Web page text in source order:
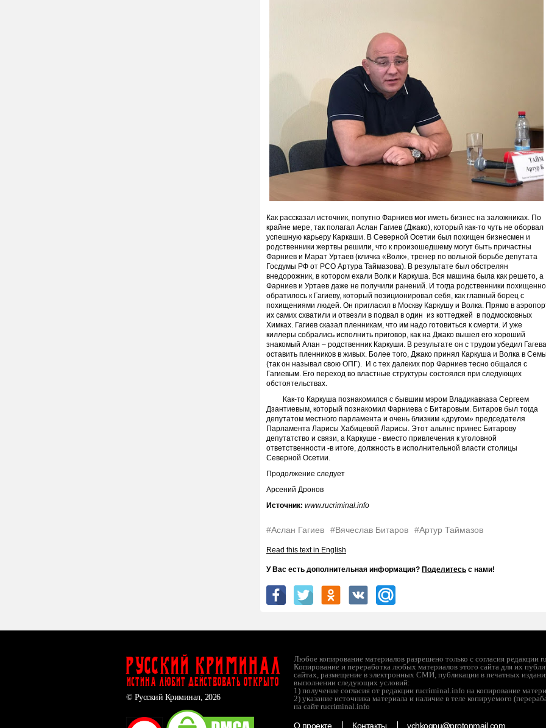
Как рассказал источник, попутно Фарниев мог иметь бизнес на заложниках. По
крайне мере, так полагал Аслан Гагиев (Джако), который как-то чуть не оборвал
успешную карьеру Каркаши. В Северной Осетии был похищен бизнесмен и
родственники жертвы решили, что к произошедшему могут быть причастны
Фарниев и Марат Уртаев (кличка «Волк», тренер по вольной борьбе депутата
Госдумы РФ от РСО Артура Таймазова). В результате был обстрелян
внедорожник, в котором ехали Волк и Каркуша. Вся машина была как решето, а
Фарниев и Уртаев даже не получили ранений. И тогда родственники
обратилось к Гагиеву, который позиционировал себя, как главный борец с
похищениями людей. Он пригласил в Москву Каркушу и Волка. Прямо в
их самих схватили и отвезли в подвал в один из коттеджей в подмосковных
Химках. Гагиев сказал пленникам, что им надо готовиться к смерти. И уже
киллеры собрались исполнить приговор, как на Джако вышел его хороший
знакомый Алан – родственник Каркуши. В результате он с трудом убедил Гагева
оставить пленников в живых. Более того, Джако принял Каркуша и Волка в
(так он называл свою ОПГ). И с тех далеких пор Фарниев тесно общался с
Гагиевым. Его переход во властные структуры состоялся при следующих
обстоятельствах.
Как-то Каркуша познакомился с бывшим мэром Владикавказа Сергеем
Дзантиевым, который познакомил Фарниева с Битаровым. Битаров был тогда
депутатом местного парламента и очень близким «другом» председателя
Парламента Ларисы Хабицевой Ларисы. Этот альянс принес Битарову
депутатство и связи, а Каркуше - вместо привлечения к уголовной
ответственности -в итоге, должность в исполнительной власти столицы
Северной Осетии.
Продолжение следует
Арсений Дронов
Источник: www.rucriminal.info
#Аслан Гагиев #Вячеслав Битаров #Артур Таймазов
Read this text in English
У Вас есть дополнительная информация? Поделитесь с нами!
Русский Криминал
ИСТИНА ЛЮБИТ ДЕЙСТВОВАТЬ ОТКРЫТО
© Русский Криминал, 2026
Любое копирование материалов разрешено только с согласия редакции
Копирование и переработка любых материалов этого сайта для их
сайтах, размещение в электронных СМИ, публикации в печатных
выполнении следующих условий:
1) получение согласия от редакции rucriminal.info на копирование
2) указание источника материала и наличие в теле копируемого
на сайт rucriminal.info
О проекте Контакты vchkogpu@protonmail.com